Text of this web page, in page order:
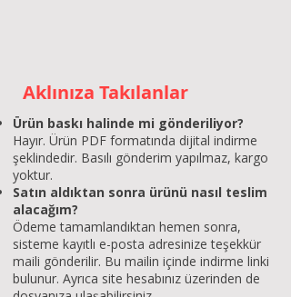
Aklınıza Takılanlar
Ürün baskı halinde mi gönderiliyor?
Hayır. Ürün PDF formatında dijital indirme
şeklindedir. Basılı gönderim yapılmaz, kargo
yoktur.
Satın aldıktan sonra ürünü nasıl teslim
alacağım?
Ödeme tamamlandıktan hemen sonra,
sisteme kayıtlı e-posta adresinize teşekkür
maili gönderilir. Bu mailin içinde indirme linki
bulunur. Ayrıca site hesabınız üzerinden de